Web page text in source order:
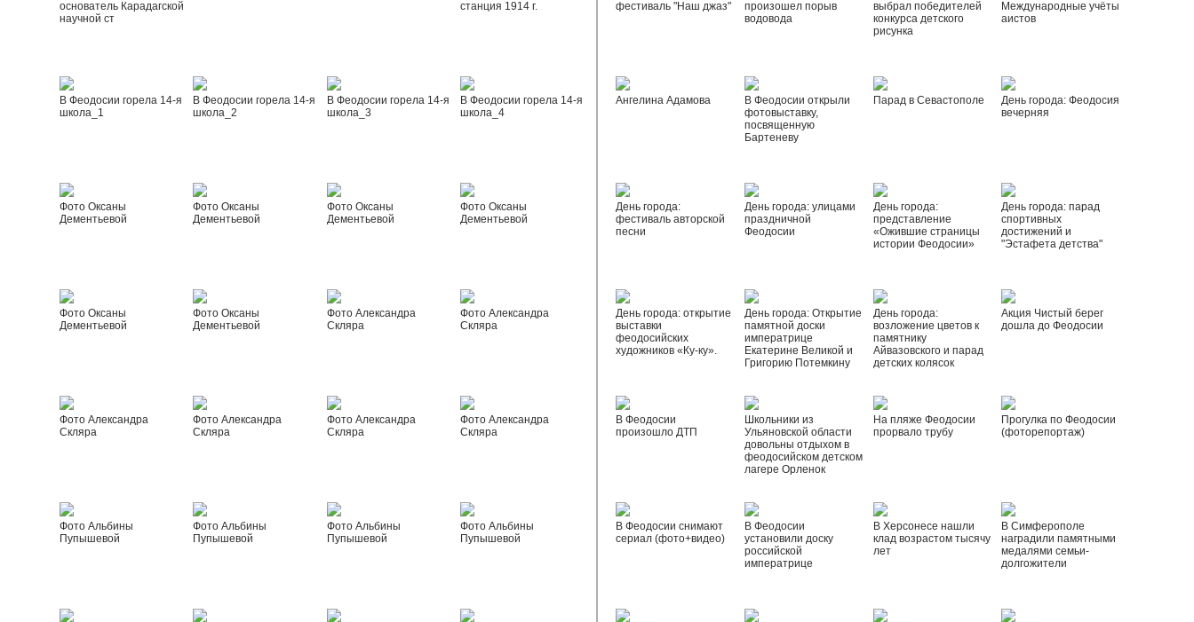
основатель Карадагской
научной ст
станция 1914 г.
В Феодосии горела 14-я
школа_1
В Феодосии горела 14-я
школа_2
В Феодосии горела 14-я
школа_3
В Феодосии горела 14-я
школа_4
Фото Оксаны
Дементьевой
Фото Оксаны
Дементьевой
Фото Оксаны
Дементьевой
Фото Оксаны
Дементьевой
Фото Оксаны
Дементьевой
Фото Оксаны
Дементьевой
Фото Александра
Скляра
Фото Александра
Скляра
Фото Александра
Скляра
Фото Александра
Скляра
Фото Александра
Скляра
Фото Александра
Скляра
Фото Альбины
Пупышевой
Фото Альбины
Пупышевой
Фото Альбины
Пупышевой
Фото Альбины
Пупышевой
фестиваль "Наш джаз"
произошел порыв
водовода
выбрал победителей
конкурса детского
рисунка
Международные учёты
аистов
Ангелина Адамова
В Феодосии открыли
фотовыставку,
посвященную
Бартеневу
Парад в Севастополе
День города: Феодосия
вечерняя
День города:
фестиваль авторской
песни
День города: улицами
праздничной
Феодосии
День города:
представление
«Ожившие страницы
истории Феодосии»
День города: парад
спортивных
достижений и
"Эстафета детства"
День города: открытие
выставки
феодосийских
художников «Ку-ку».
День города: Открытие
памятной доски
императрице
Екатерине Великой и
Григорию Потемкину
День города:
возложение цветов к
памятнику
Айвазовского и парад
детских колясок
Акция Чистый берег
дошла до Феодосии
В Феодосии
произошло ДТП
Школьники из
Ульяновской области
довольны отдыхом в
феодосийском детском
лагере Орленок
На пляже Феодосии
прорвало трубу
Прогулка по Феодосии
(фоторепортаж)
В Феодосии снимают
сериал (фото+видео)
В Феодосии
установили доску
российской
императрице
В Херсонесе нашли
клад возрастом тысячу
лет
В Симферополе
наградили памятными
медалями семьи-
долгожители